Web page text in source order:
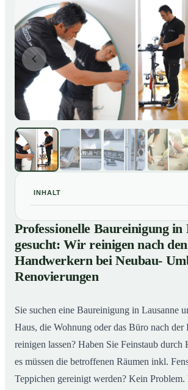
INHALT
01 Professionelle Baureinigung in
reinigen nach den Handwerkern bei
oder Renovierungen
02Baureinigung in Lausanne – Profis im
Professionelle Baureinigung in
gesucht: Wir reinigen nach den
Handwerkern bei Neubau-
Renovierungen
Sie suchen eine Baureinigung in Lausanne
Haus, die Wohnung oder das Büro nach der
reinigen lassen? Haben Sie Feinstaub durch
es müssen die betroffenen Räumen inkl.
Teppichen gereinigt werden? Kein Problem.